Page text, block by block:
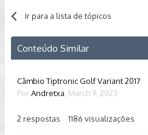
Ir para a lista de tópicos
Conteúdo Similar
Câmbio Tiptronic Golf Variant 2017
Por Andretxa March 9, 2023
2 respostas 1186 visualizações